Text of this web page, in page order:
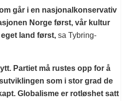
går i en nasjonalkonservativ
Norge først, vår kultur
land først, sa Tybring-
Partiet må rustes opp for å
som i stor grad de
Globalisme er rotløshet satt